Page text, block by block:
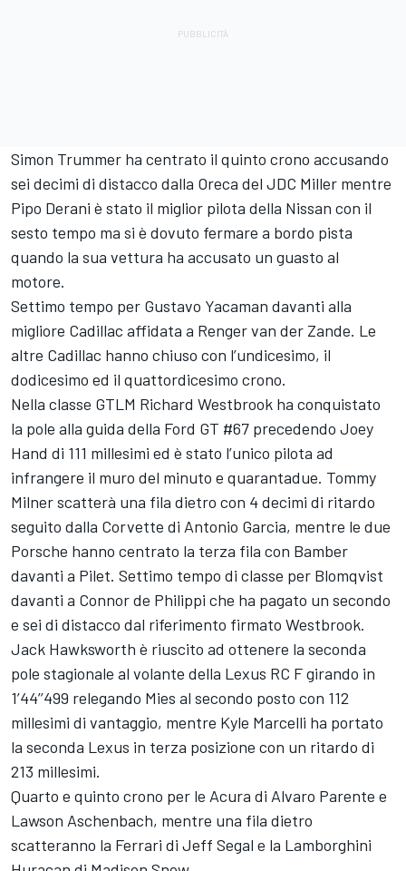
Simon Trummer ha centrato il quinto crono accusando
sei decimi di distacco dalla Oreca del JDC Miller mentre
Pipo Derani è stato il miglior pilota della Nissan con il
sesto tempo ma si è dovuto fermare a bordo pista
quando la sua vettura ha accusato un guasto al
motore.
Settimo tempo per Gustavo Yacaman davanti alla
migliore Cadillac affidata a Renger van der Zande. Le
altre Cadillac hanno chiuso con l’undicesimo, il
dodicesimo ed il quattordicesimo crono.
Nella classe GTLM Richard Westbrook ha conquistato
la pole alla guida della Ford GT #67 precedendo Joey
Hand di 111 millesimi ed è stato l’unico pilota ad
infrangere il muro del minuto e quarantadue. Tommy
Milner scatterà una fila dietro con 4 decimi di ritardo
seguito dalla Corvette di Antonio Garcia, mentre le due
Porsche hanno centrato la terza fila con Bamber
davanti a Pilet. Settimo tempo di classe per Blomqvist
davanti a Connor de Philippi che ha pagato un secondo
e sei di distacco dal riferimento firmato Westbrook.
Jack Hawksworth è riuscito ad ottenere la seconda
pole stagionale al volante della Lexus RC F girando in
1’44’’499 relegando Mies al secondo posto con 112
millesimi di vantaggio, mentre Kyle Marcelli ha portato
la seconda Lexus in terza posizione con un ritardo di
213 millesimi.
Quarto e quinto crono per le Acura di Alvaro Parente e
Lawson Aschenbach, mentre una fila dietro
scatteranno la Ferrari di Jeff Segal e la Lamborghini